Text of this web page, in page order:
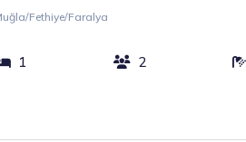
Fethiye/Faralya
1 2